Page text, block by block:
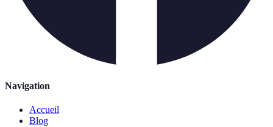
Navigation
Accueil
Blog